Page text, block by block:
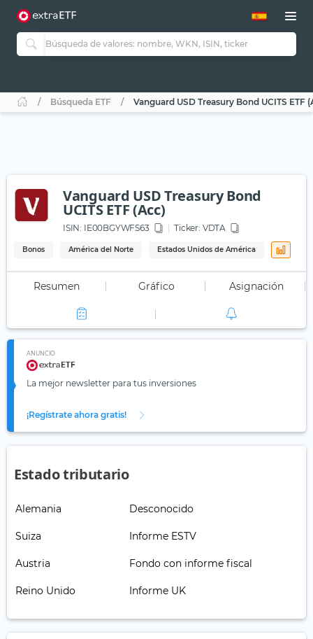
Búsqueda ETF Vanguard USD Treasury Bond UCITS ETF
Vanguard USD Treasury Bond
UCITS ETF (Acc)
ISIN: IE00BGYWFS63 Ticker: VDTA
Bonos América del Norte Estados Unidos de América
Resumen Gráfico Asignación
ANUNCIO
La mejor newsletter para tus inversiones
¡Regístrate ahora gratis!
Estado tributario
Alemania Desconocido
Suiza Informe ESTV
Austria Fondo con informe fiscal
Reino Unido Informe UK